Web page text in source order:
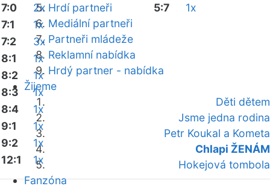
Hrdí partneři
Mediální partneři
Partneři mládeže
Reklamní nabídka
Hrdý partner - nabídka
Žijeme
Děti dětem
Jsme jedna rodina
Petr Koukal a Kometa
Chlapi ŽENÁM
Hokejová tombola
Fanzóna
7:0
2x
7:1
1x
7:2
3x
8:1
1x
8:2
1x
8:3
1x
8:4
1x
9:1
1x
9:2
1x
12:1
1x
5:7
1x